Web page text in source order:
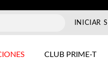
INICIAR
CLUB PRIME-T